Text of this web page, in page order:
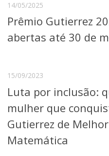
Educação a distância
Cursos de Extensão
Pesquisa e Inovação
Iniciação Científica
Transferência de
Empresas Juniores
Extensão à Comunidade
Projetos, Programas e
Artes, Cultura e Esportes
14/05/2025
Prêmio Gutierrez
abertas até 30 de
15/09/2023
Luta por inclusão:
mulher que
Gutierrez de
Matemática